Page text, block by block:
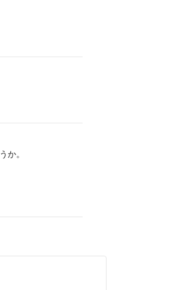
します。
、購入はよくお考え
100％お伝えするの
合があります。予め
者様にてネット等で
で、現品渡しです。
についてまでは一切
購入なさらないでく
りますが、アマゾン
す。古書専門店では
か。